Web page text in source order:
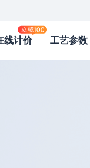
线计价 工艺参数